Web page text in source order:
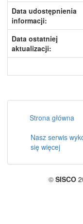
Data udostępnienia
informacji:
Data ostatniej
aktualizacji:
Strona główna
Nasz serwis
się więcej
© SISCO